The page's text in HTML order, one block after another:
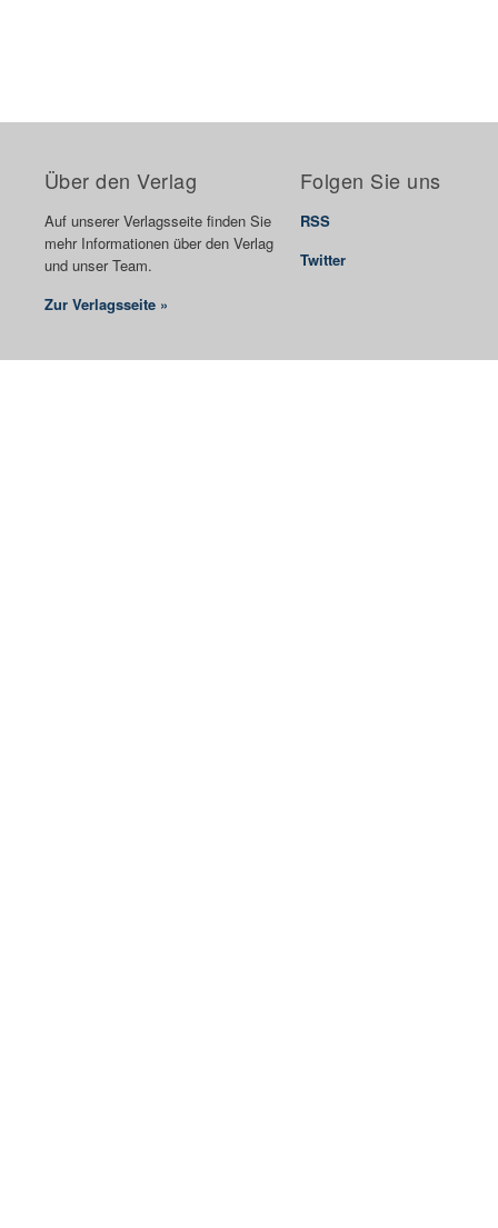
Über den Verlag
Auf unserer Verlagsseite finden Sie
mehr Informationen über den Verlag
und unser Team.
Zur Verlagsseite »
Folgen Sie uns
RSS
Twitter